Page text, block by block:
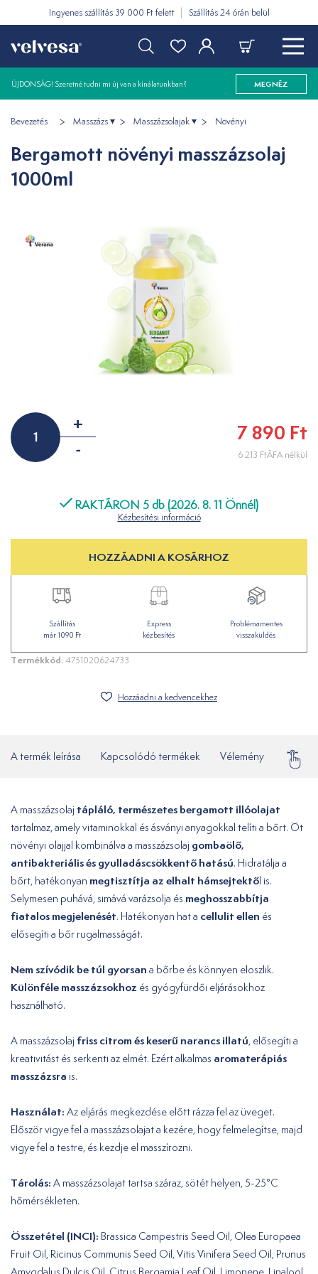
Ingyenes szállítás 39 000 Ft felett Szállítás 24 órán belül
ÚJDONSÁG! Szeretné tudni mi új van a kínálatunkban? MEGNÉZ
Bevezetés Masszázs Masszázsolajak Növényi
Bergamott növényi masszázsolaj
1000ml
+
-
7 890 Ft
6 213 FtÁFA nélkül
RAKTÁRON 5 db (2026. 8. 11 Önnél)
Kézbesítési információ
HOZZÁADNI A KOSÁRHOZ
Szállítás
már 1090 Ft
Express
kézbesítés
Problémamentes
visszaküldés
Termékkód: 4751020624733
Hozzáadni a kedvencekhez
A termék leírása Kapcsolódó termékek Vélemény
A masszázsolaj tápláló, természetes bergamott illóolajat
tartalmaz, amely vitaminokkal és ásványi anyagokkal telíti a bőrt. Öt
növényi olajjal kombinálva a masszázsolaj gombaölő,
antibakteriális és gyulladáscsökkentő hatású. Hidratálja a
bőrt, hatékonyan megtisztítja az elhalt hámsejtektől is.
Selymesen puhává, simává varázsolja és meghosszabbítja
fiatalos megjelenését. Hatékonyan hat a cellulit ellen és
elősegíti a bőr rugalmasságát.
Nem szívódik be túl gyorsan a bőrbe és könnyen eloszlik.
Különféle masszázsokhoz és gyógyfürdői eljárásokhoz
használható.
A masszázsolaj friss citrom és keserű narancs illatú , elősegíti a
kreativitást és serkenti az elmét. Ezért alkalmas aromaterápiás
masszázsra is.
Használat: Az eljárás megkezdése előtt rázza fel az üveget.
Először vigye fel a masszázsolajat a kezére, hogy felmelegítse, majd
vigye fel a testre, és kezdje el masszírozni.
Tárolás: A masszázsolajat tartsa száraz, sötét helyen, 5-25°C
hőmérsékleten.
Összetétel (INCI): Brassica Campestris Seed Oil, Olea Europaea
Fruit Oil, Ricinus Communis Seed Oil, Vitis Vinifera Seed Oil, Prunus
Amygdalus Dulcis Oil, Citrus Bergamia Leaf Oil, Limonene, Linalool